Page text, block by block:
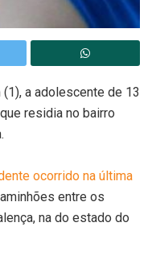
a adolescente de 13
residia no bairro
ocorrido na última
entre os
na do estado do